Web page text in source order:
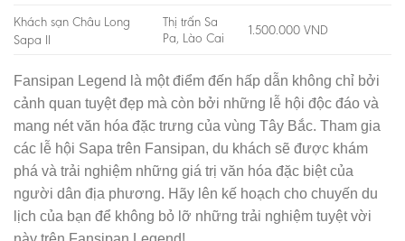
Khách sạn Châu Long
Sapa II
Thị trấn Sa
Pa, Lào Cai
1.500.000 VND
Fansipan Legend là một điểm đến hấp dẫn không chỉ bởi
cảnh quan tuyệt đẹp mà còn bởi những lễ hội độc đáo và
mang nét văn hóa đặc trưng của vùng Tây Bắc. Tham gia
các lễ hội Sapa trên Fansipan, du khách sẽ được khám
phá và trải nghiệm những giá trị văn hóa đặc biệt của
người dân địa phương. Hãy lên kế hoạch cho chuyến du
lịch của bạn để không bỏ lỡ những trải nghiệm tuyệt vời